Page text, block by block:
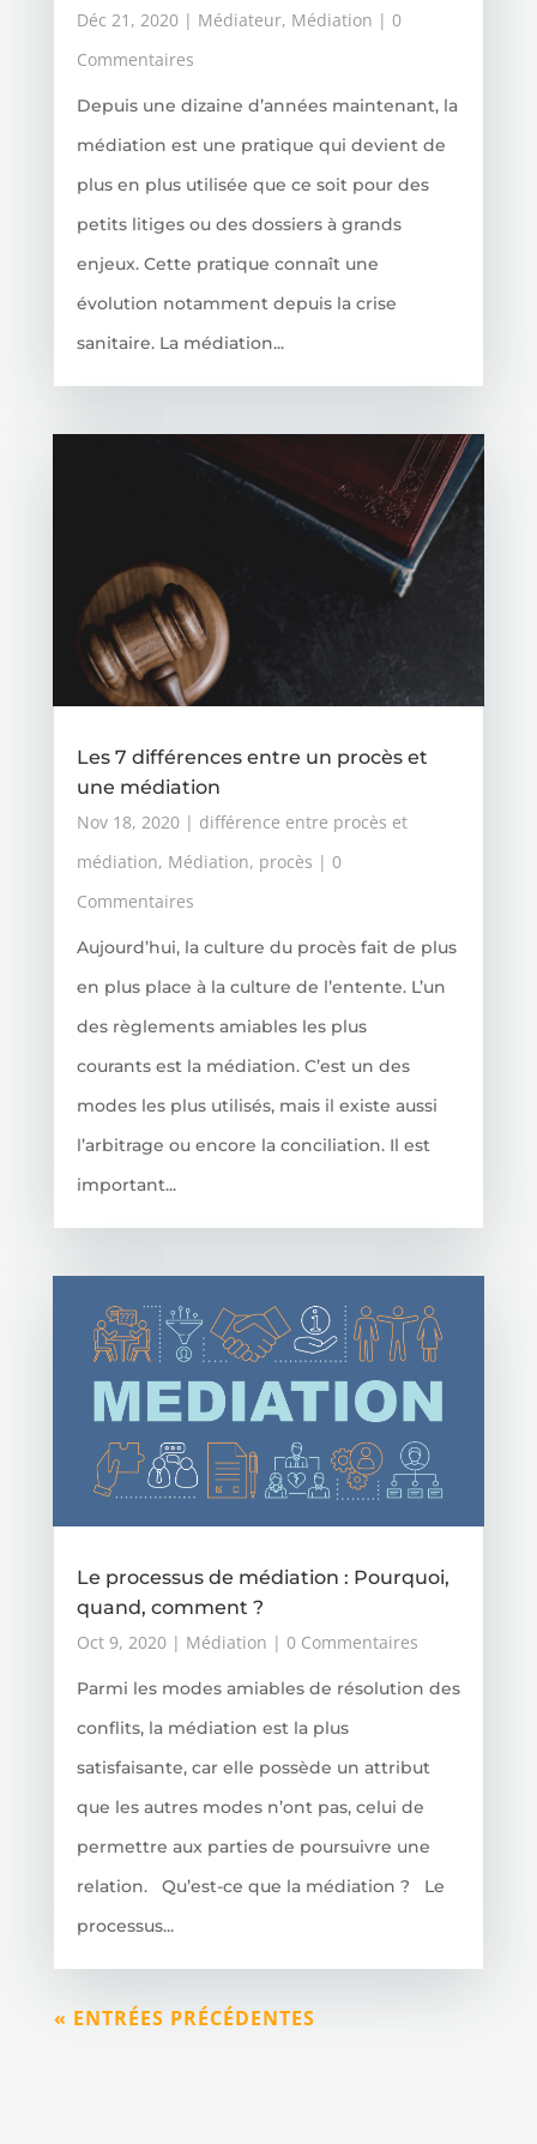
Déc 21, 2020| Médiateur, Médiation | 0
Commentaires
Depuis une dizaine d’années maintenant, la
médiation est une pratique qui devient de
plus en plus utilisée que ce soit pour des
petits litiges ou des dossiers à grands
enjeux. Cette pratique connaît une
évolution notamment depuis la crise
sanitaire. La médiation...
Les 7 différences entre un procès et
une médiation
Nov 18, 2020| différence entre procès et
médiation, Médiation, procès | 0
Commentaires
Aujourd’hui, la culture du procès fait de plus
en plus place à la culture de l’entente. L’un
des règlements amiables les plus
courants est la médiation. C’est un des
modes les plus utilisés, mais il existe aussi
l’arbitrage ou encore la conciliation. Il est
important...
Le processus de médiation : Pourquoi,
quand, comment ?
Oct 9, 2020| Médiation | 0 Commentaires
Parmi les modes amiables de résolution des
conflits, la médiation est la plus
satisfaisante, car elle possède un attribut
que les autres modes n’ont pas, celui de
permettre aux parties de poursuivre une
relation. Qu’est-ce que la médiation ? Le
processus...
« ENTRÉES PRÉCÉDENTES